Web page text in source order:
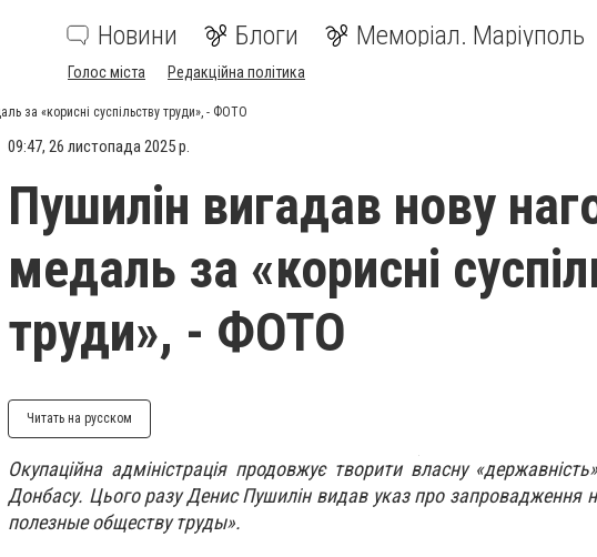
Новини Блоги Меморіал. Маріуполь
Голос міста Редакційна політика
за «корисні суспільству труди», - ФОТО
09:47, 26 листопада 2025 р.
Пушилін вигадав нову
медаль за «корисні
труди», - ФОТО
Читать на русском
Окупаційна адміністрація продовжує творити власну
Донбасу. Цього разу Денис Пушилін видав указ про запровадження
полезные обществу труды».